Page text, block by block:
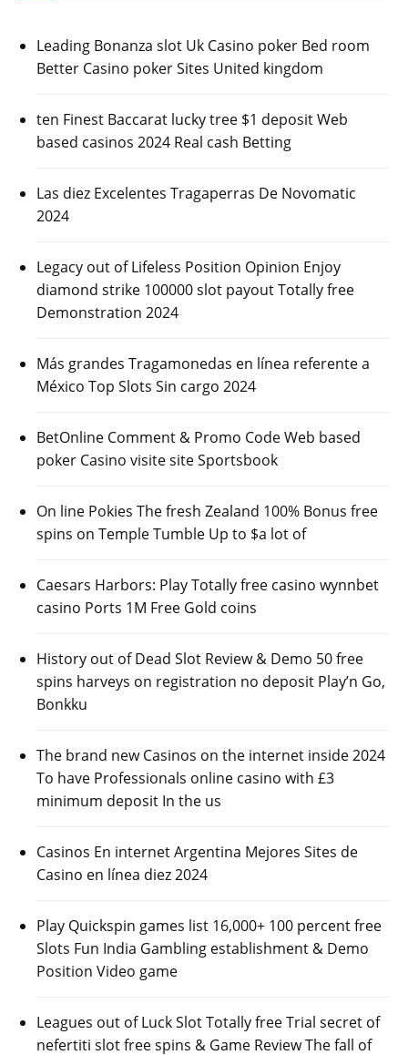
Leading Bonanza slot Uk Casino poker Bed room
Better Casino poker Sites United kingdom
ten Finest Baccarat lucky tree $1 deposit Web
based casinos 2024 Real cash Betting
Las diez Excelentes Tragaperras De Novomatic
2024
Legacy out of Lifeless Position Opinion Enjoy
diamond strike 100000 slot payout Totally free
Demonstration 2024
Más grandes Tragamonedas en línea referente a
México Top Slots Sin cargo 2024
BetOnline Comment & Promo Code Web based
poker Casino visite site Sportsbook
On line Pokies The fresh Zealand 100% Bonus free
spins on Temple Tumble Up to $a lot of
Caesars Harbors: Play Totally free casino wynnbet
casino Ports 1M Free Gold coins
History out of Dead Slot Review & Demo 50 free
spins harveys on registration no deposit Play’n Go,
Bonkku
The brand new Casinos on the internet inside 2024
To have Professionals online casino with £3
minimum deposit In the us
Casinos En internet Argentina Mejores Sites de
Casino en línea diez 2024
Play Quickspin games list 16,000+ 100 percent free
Slots Fun India Gambling establishment & Demo
Position Video game
Leagues out of Luck Slot Totally free Trial secret of
nefertiti slot free spins & Game Review The fall of